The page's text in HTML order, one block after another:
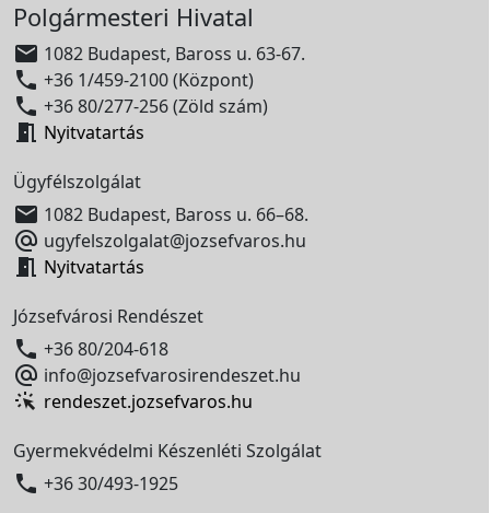
Polgármesteri Hivatal
 1082 Budapest, Baross u. 63-67.
 +36 1/459-2100 (Központ)
 +36 80/277-256 (Zöld szám)
 Nyitvatartás
Ügyfélszolgálat
 1082 Budapest, Baross u. 66–68.
 ugyfelszolgalat@jozsefvaros.hu
 Nyitvatartás
Józsefvárosi Rendészet
 +36 80/204-618
 info@jozsefvarosirendeszet.hu
rendeszet.jozsefvaros.hu
Gyermekvédelmi Készenléti Szolgálat
 +36 30/493-1925